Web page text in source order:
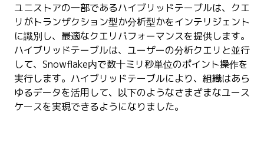
ユニストアの一部であるハイブリッドテーブルは、クエ
リがトランザクション型か分析型かをインテリジェント
に識別し、最適なクエリパフォーマンスを提供します。
ハイブリッドテーブルは、ユーザーの分析クエリと並行
して、Snowflake内で数十ミリ秒単位のポイント操作を
実行します。ハイブリッドテーブルにより、組織はあら
ゆるデータを活用して、以下のようなさまざまなユース
ケースを実現できるようになりました。